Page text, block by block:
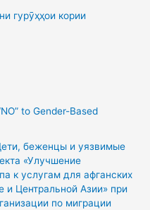
гурӯҳҳои кории
to Gender-Based
беженцы и уязвимые
«Улучшение
к услугам для афганских
Центральной Азии» при
по миграции